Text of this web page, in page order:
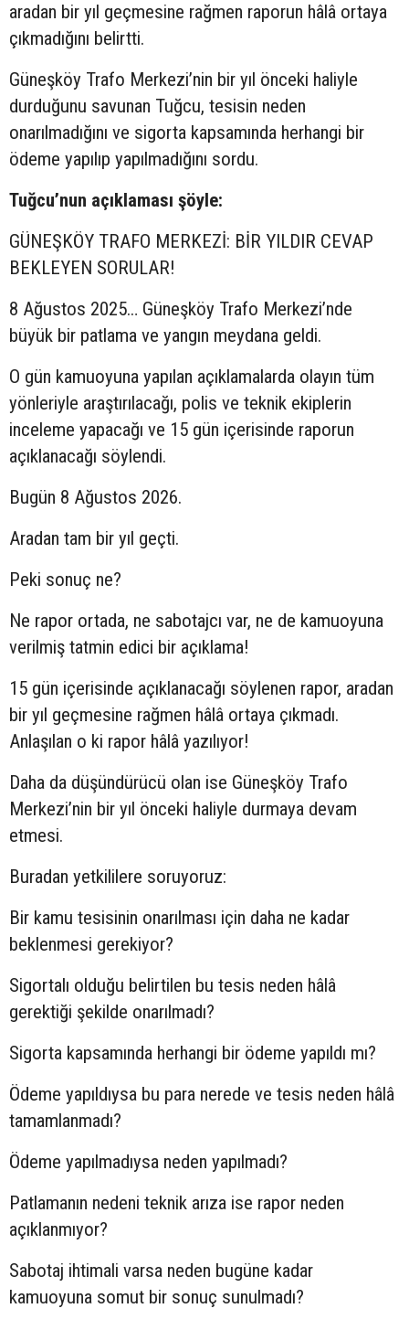
aradan bir yıl geçmesine rağmen raporun hâlâ ortaya
çıkmadığını belirtti.
Güneşköy Trafo Merkezi’nin bir yıl önceki haliyle
durduğunu savunan Tuğcu, tesisin neden
onarılmadığını ve sigorta kapsamında herhangi bir
ödeme yapılıp yapılmadığını sordu.
Tuğcu’nun açıklaması şöyle:
GÜNEŞKÖY TRAFO MERKEZİ: BİR YILDIR CEVAP
BEKLEYEN SORULAR!
8 Ağustos 2025… Güneşköy Trafo Merkezi’nde
büyük bir patlama ve yangın meydana geldi.
O gün kamuoyuna yapılan açıklamalarda olayın tüm
yönleriyle araştırılacağı, polis ve teknik ekiplerin
inceleme yapacağı ve 15 gün içerisinde raporun
açıklanacağı söylendi.
Bugün 8 Ağustos 2026.
Aradan tam bir yıl geçti.
Peki sonuç ne?
Ne rapor ortada, ne sabotajcı var, ne de kamuoyuna
verilmiş tatmin edici bir açıklama!
15 gün içerisinde açıklanacağı söylenen rapor, aradan
bir yıl geçmesine rağmen hâlâ ortaya çıkmadı.
Anlaşılan o ki rapor hâlâ yazılıyor!
Daha da düşündürücü olan ise Güneşköy Trafo
Merkezi’nin bir yıl önceki haliyle durmaya devam
etmesi.
Buradan yetkililere soruyoruz:
Bir kamu tesisinin onarılması için daha ne kadar
beklenmesi gerekiyor?
Sigortalı olduğu belirtilen bu tesis neden hâlâ
gerektiği şekilde onarılmadı?
Sigorta kapsamında herhangi bir ödeme yapıldı mı?
Ödeme yapıldıysa bu para nerede ve tesis neden hâlâ
tamamlanmadı?
Ödeme yapılmadıysa neden yapılmadı?
Patlamanın nedeni teknik arıza ise rapor neden
açıklanmıyor?
Sabotaj ihtimali varsa neden bugüne kadar
kamuoyuna somut bir sonuç sunulmadı?